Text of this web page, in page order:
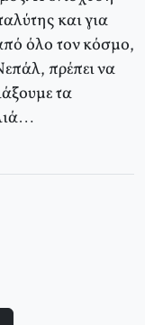
και για
όλο τον κόσμο,
πρέπει να
τα